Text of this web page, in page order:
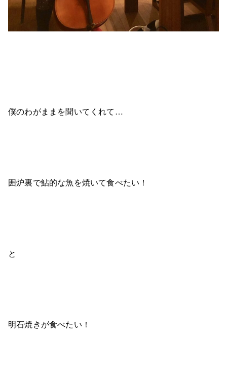
僕のわがままを聞いてくれて…
囲炉裏で鮎的な魚を焼いて食べたい！
と
明石焼きが食べたい！